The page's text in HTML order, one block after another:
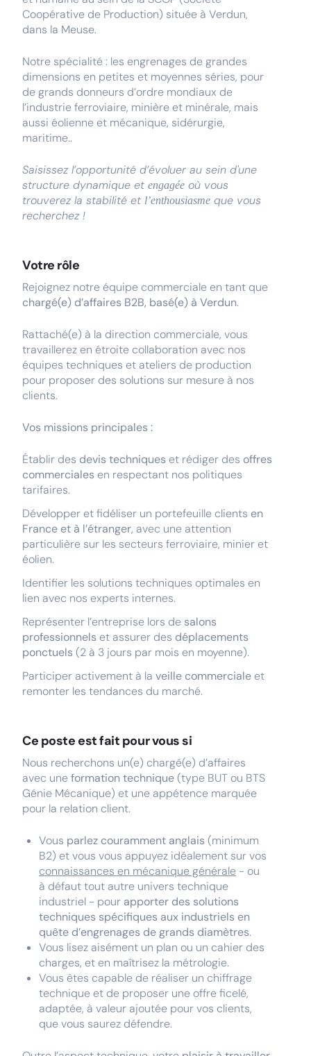
Coopérative de Production) située à Verdun,
dans la Meuse.
Notre spécialité : les engrenages de grandes
dimensions en petites et moyennes séries, pour
de grands donneurs d’ordre mondiaux de
l’industrie ferroviaire, minière et minérale, mais
aussi éolienne et mécanique, sidérurgie,
maritime..
Saisissez l’opportunité d’évoluer au sein d'une
structure dynamique et engagée où vous
trouverez la stabilité et l’enthousiasme que vous
recherchez !
Votre rôle
Rejoignez notre équipe commerciale en tant que
chargé(e) d’affaires B2B, basé(e) à Verdun.
Rattaché(e) à la direction commerciale, vous
travaillerez en étroite collaboration avec nos
équipes techniques et ateliers de production
pour proposer des solutions sur mesure à nos
clients.
Vos missions principales :
Établir des devis techniques et rédiger des offres
commerciales en respectant nos politiques
tarifaires.
Développer et fidéliser un portefeuille clients en
France et à l’étranger, avec une attention
particulière sur les secteurs ferroviaire, minier et
éolien.
Identifier les solutions techniques optimales en
lien avec nos experts internes.
Représenter l’entreprise lors de salons
professionnels et assurer des déplacements
ponctuels (2 à 3 jours par mois en moyenne).
Participer activement à la veille commerciale et
remonter les tendances du marché.
Ce poste est fait pour vous si
Nous recherchons un(e) chargé(e) d’affaires
avec uneformation technique(type BUT ou BTS
Génie Mécanique) et une appétence marquée
pour la relation client.
Vous parlez couramment anglais (minimum
B2) et vous vous appuyez idéalement sur vos
connaissances en mécanique générale - ou
à défaut tout autre univers technique
industriel - pour apporter des solutions
techniques spécifiques aux industriels en
quête d’engrenages de grands diamètres.
Vous lisez aisément un plan ou un cahier des
charges, et en maîtrisez la métrologie.
Vous êtes capable de réaliser un chiffrage
technique et de proposer une offre ficelé,
adaptée, à valeur ajoutée pour vos clients,
que vous saurez défendre.